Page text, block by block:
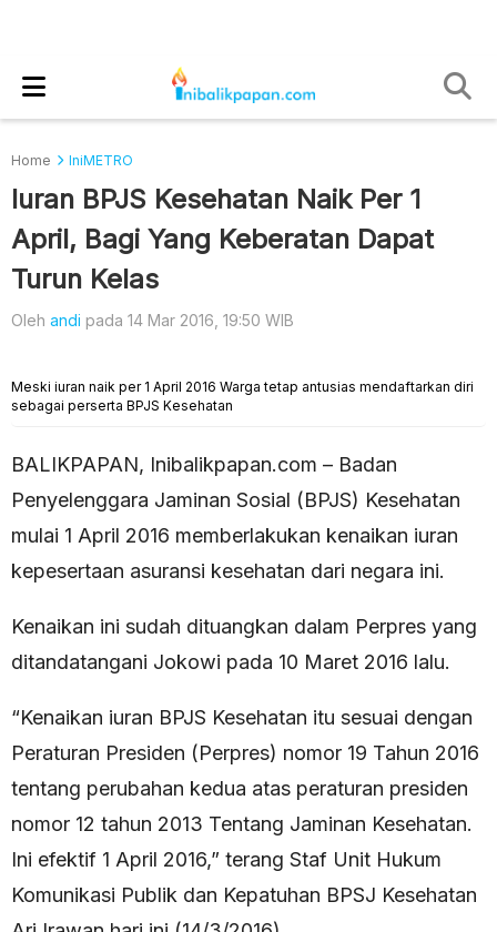
Home IniMETRO
Iuran BPJS Kesehatan Naik Per 1
April, Bagi Yang Keberatan Dapat
Turun Kelas
Oleh andi pada 14 Mar 2016, 19:50 WIB
Meski iuran naik per 1 April 2016 Warga tetap antusias mendaftarkan diri
sebagai perserta BPJS Kesehatan
BALIKPAPAN, Inibalikpapan.com – Badan
Penyelenggara Jaminan Sosial (BPJS) Kesehatan
mulai 1 April 2016 memberlakukan kenaikan iuran
kepesertaan asuransi kesehatan dari negara ini.
Kenaikan ini sudah dituangkan dalam Perpres yang
ditandatangani Jokowi pada 10 Maret 2016 lalu.
“Kenaikan iuran BPJS Kesehatan itu sesuai dengan
Peraturan Presiden (Perpres) nomor 19 Tahun 2016
tentang perubahan kedua atas peraturan presiden
nomor 12 tahun 2013 Tentang Jaminan Kesehatan.
Ini efektif 1 April 2016,” terang Staf Unit Hukum
Komunikasi Publik dan Kepatuhan BPSJ Kesehatan